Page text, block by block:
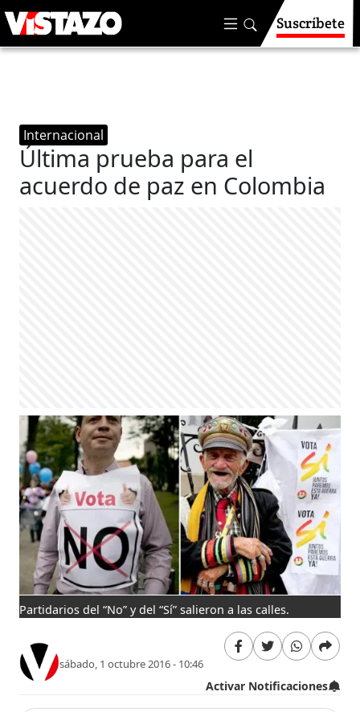
Suscríbete
Internacional
Última prueba para el
acuerdo de paz en Colombia
Partidarios del “No” y del “Sí” salieron a las calles.
sábado, 1 octubre 2016 - 10:46
Activar Notificaciones